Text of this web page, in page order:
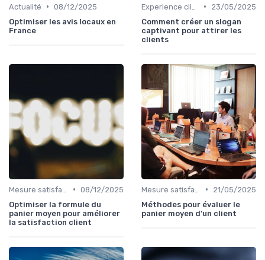
Actualité • 08/12/2025
Optimiser les avis locaux en
France
•
23/05/2025
Comment créer un slogan
captivant pour attirer les
clients
• 08/12/2025
Optimiser la formule du
panier moyen pour améliorer
la satisfaction client
•
21/05/2025
Méthodes pour évaluer le
panier moyen d'un client